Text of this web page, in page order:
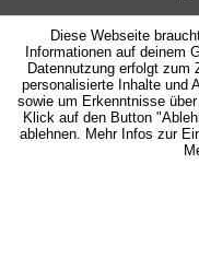
Diese Webseite
Informationen auf deinem
Datennutzung erfolgt
personalisierte Inhalte und
sowie um Erkenntnisse
Klick auf den Button
ablehnen. Mehr Infos zur